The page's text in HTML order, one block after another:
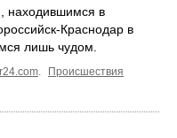
находившимся в
Краснодар в
лишь чудом.
.
Происшествия